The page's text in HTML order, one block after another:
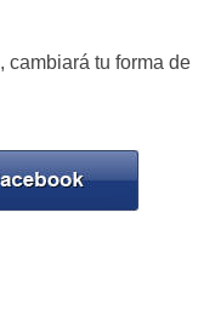
cambiará tu forma de